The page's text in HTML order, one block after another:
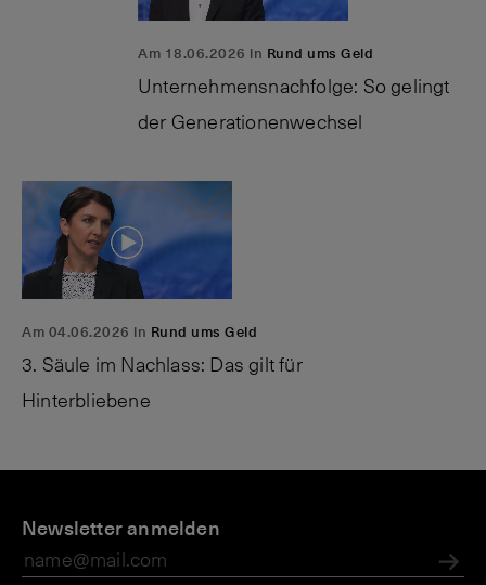
Am 18.06.2026 in Rund ums Geld
Unternehmensnachfolge: So gelingt
der Generationenwechsel
Am 04.06.2026 in Rund ums Geld
3. Säule im Nachlass: Das gilt für
Hinterbliebene
r
v
a
g
a
p
r
Newsletter anmelden